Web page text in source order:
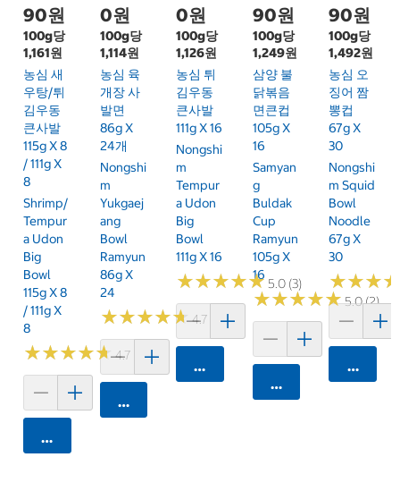
90원
100g당
1,161원
농심 새
우탕/튀
김우동
큰사발
115g X 8
/ 111g X
8
Shrimp/
Tempur
A Udon
Big
Bowl
115g X 8
/ 111g X
8
★★★★★
★★★★★4.7 (3)
카트에 담기
0원
100g당
1,114원
농심 육
개장 사
발면
86g X
24개
Nongshi
M
Yukgaej
Ang
Bowl
Ramyun
86g X
24
★★★★★
★★★★★4.7 (154)
카트에 담기
0원
100g당
1,126원
농심 튀
김우동
큰사발
111g X 16
Nongshi
M
Tempur
A Udon
Big
Bowl
111g X 16
★★★★★
★★★★★ 5.0 (3)
카트에 담기
90원
100g당
1,249원
삼양 불
닭볶음
면큰컵
105g X
16
Samyan
G
Buldak
Cup
Ramyun
105g X
16
★★★★★
★★★★★5.0 (2)
카트에 담기
90원
100g당
1,492원
농심 오
징어 짬
뽕컵
67g X
30
Nongshi
M Squid
Bowl
Noodle
67g X
30
★★★
★★★
카트에